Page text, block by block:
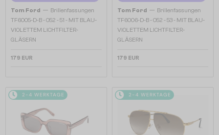
Tom Ford — Brillenfassungen
TF6005-D-B - 052 - 51 - MIT BLAU-
VIOLETTEM LICHTFILTER-
GLÄSERN
179 EUR
Tom Ford — Brillenfassungen
TF6006-D-B - 052 - 53 - MIT BLAU-
VIOLETTEM LICHTFILTER-
GLÄSERN
179 EUR
2-4 WERKTAGE 2-4 WERKTAGE